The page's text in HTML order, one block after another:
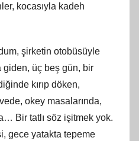
kocasıyla kadeh
şirketin otobüsüyle
giden, üç beş gün, bir
kırıp döken,
okey masalarında,
Bir tatlı söz işitmek yok.
gece yatakta tepeme